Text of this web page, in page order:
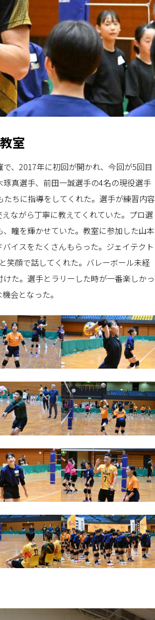
室
、2017年に初回が開かれ、今回が5回目
真選手、前田一誠選手の4名の現役選手
ちに指導をしてくれた。選手が練習内容
ながら丁寧に教えてくれていた。プロ選
瞳を輝かせていた。教室に参加した山本
イスをたくさんもらった。ジェイテクト
笑顔で話してくれた。バレーボール未経
た。選手とラリーした時が一番楽しかっ
会となった。